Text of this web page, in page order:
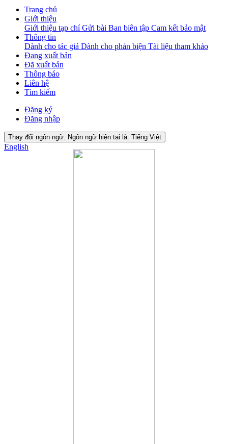
Trang chủ
Giới thiệu
Giới thiệu tạp chíGửi bài Ban biên tập Cam kết bảo mật
Thông tin
Dành cho tác giả Dành cho phản biện Tài liệu tham khảo
Đang xuất bản
Đã xuất bản
Thông báo
Liên hệ
Tìm kiếm
Đăng ký
Đăng nhập
Thay đổi ngôn ngữ. Ngôn ngữ hiện tại là: Tiếng Việt
English